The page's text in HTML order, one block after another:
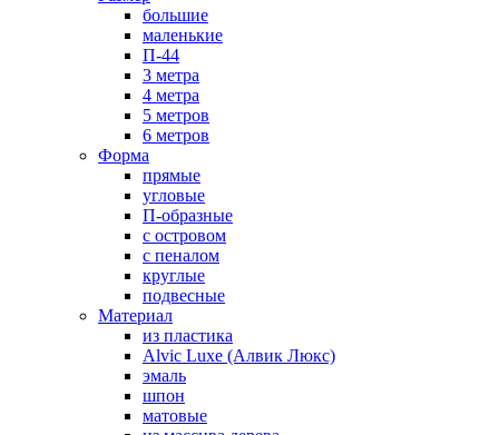
большие
маленькие
П-44
3 метра
4 метра
5 метров
6 метров
Форма
прямые
угловые
П-образные
с островом
с пеналом
круглые
подвесные
Материал
из пластика
Alvic Luxe (Алвик Люкс)
эмаль
шпон
матовые